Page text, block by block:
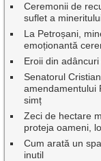
Ceremonii de
suflet a
La Petroșani,
emoționantă
Eroii din
Senatorul
amendamentului
simț
Zeci de hectare
proteja oameni,
Cum arată un
inutil